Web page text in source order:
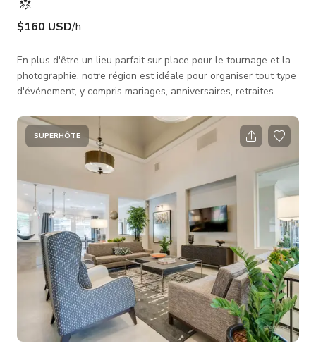
$160 USD/h
En plus d'être un lieu parfait sur place pour le tournage et la
photographie, notre région est idéale pour organiser tout type
d'événement, y compris mariages, anniversaires, retraites
comprend une cuisine, un coin repas, une salle de petit-
déjeuner, un salon familial, un salon, trois chambres et deux
salles de bains. Je peux organiser un chef privé ou un traiteur
si vous avez besoin de leurs services.
SUPERHÔTE